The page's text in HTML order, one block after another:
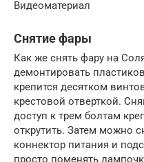
Видеоматериал
Снятие фары
Как же снять фару на
демонтировать
крепится десятком
крестовой отверткой.
доступ к трем болтам
открутить. Затем можно
коннектор питания и
просто поменять